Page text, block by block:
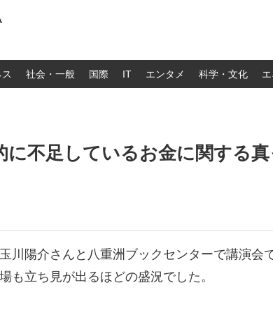
社会・一般 国際 IT エンタメ 科学・文化
に不足しているお金に関する
川陽介さんと八重洲ブックセンターで講演会
も立ち見が出るほどの盛況でした。